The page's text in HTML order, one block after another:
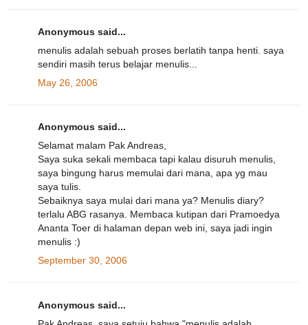
Anonymous said...
menulis adalah sebuah proses berlatih tanpa henti. saya
sendiri masih terus belajar menulis...
May 26, 2006
Anonymous said...
Selamat malam Pak Andreas,
Saya suka sekali membaca tapi kalau disuruh menulis,
saya bingung harus memulai dari mana, apa yg mau
saya tulis.
Sebaiknya saya mulai dari mana ya? Menulis diary?
terlalu ABG rasanya. Membaca kutipan dari Pramoedya
Ananta Toer di halaman depan web ini, saya jadi ingin
menulis :)
September 30, 2006
Anonymous said...